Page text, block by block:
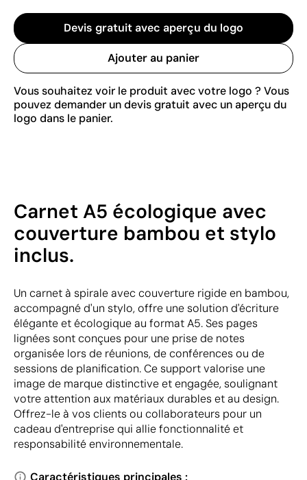
Devis gratuit avec aperçu du logo
Ajouter au panier
Vous souhaitez voir le produit avec votre logo ? Vous
pouvez demander un devis gratuit avec un aperçu du
logo dans le panier.
Carnet A5 écologique avec
couverture bambou et stylo
inclus.
Un carnet à spirale avec couverture rigide en bambou,
accompagné d'un stylo, offre une solution d'écriture
élégante et écologique au format A5. Ses pages
lignées sont conçues pour une prise de notes
organisée lors de réunions, de conférences ou de
sessions de planification. Ce support valorise une
image de marque distinctive et engagée, soulignant
votre attention aux matériaux durables et au design.
Offrez-le à vos clients ou collaborateurs pour un
cadeau d'entreprise qui allie fonctionnalité et
responsabilité environnementale.
Caractéristiques principales :